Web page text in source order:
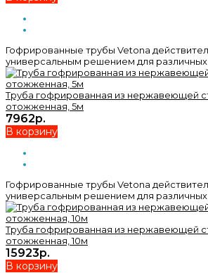
Гофрированные трубы Vetona
универсальным решением для различных
Труба гофрированная из нержавеющей
отожженная, 5м
7962р.
В корзину
Гофрированные трубы Vetona
универсальным решением для различных
Труба гофрированная из нержавеющей
отожженная, 10м
15923р.
В корзину